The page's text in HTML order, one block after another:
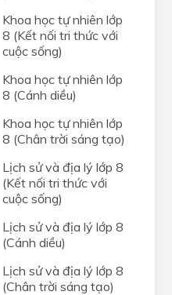
Khoa học tự nhiên lớp
8 (Kết nối tri thức với
cuộc sống)
Khoa học tự nhiên lớp
8 (Cánh diều)
Khoa học tự nhiên lớp
8 (Chân trời sáng tạo)
Lịch sử và địa lý lớp 8
(Kết nối tri thức với
cuộc sống)
Lịch sử và địa lý lớp 8
(Cánh diều)
Lịch sử và địa lý lớp 8
(Chân trời sáng tạo)